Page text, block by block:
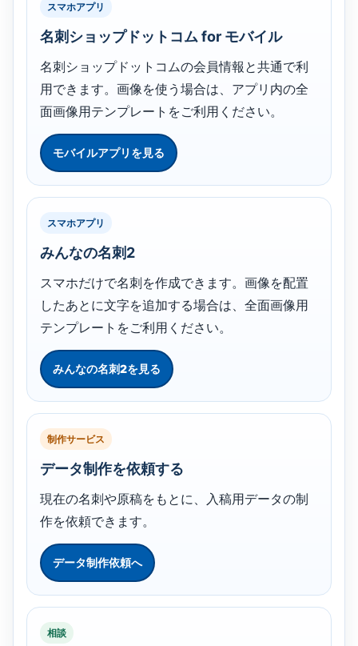
スマホアプリ
名刺ショップドットコム for モバイル
名刺ショップドットコムの会員情報と共通で利
用できます。画像を使う場合は、アプリ内の全
面画像用テンプレートをご利用ください。
モバイルアプリを見る
スマホアプリ
みんなの名刺2
スマホだけで名刺を作成できます。画像を配置
したあとに文字を追加する場合は、全面画像用
テンプレートをご利用ください。
みんなの名刺2を見る
制作サービス
データ制作を依頼する
現在の名刺や原稿をもとに、入稿用データの制
作を依頼できます。
データ制作依頼へ
相談